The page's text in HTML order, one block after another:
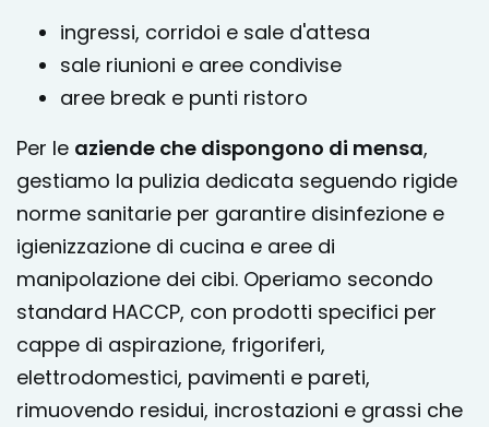
ingressi, corridoi e sale d'attesa
sale riunioni e aree condivise
aree break e punti ristoro
Per le aziende che dispongono di mensa,
gestiamo la pulizia dedicata seguendo rigide
norme sanitarie per garantire disinfezione e
igienizzazione di cucina e aree di
manipolazione dei cibi. Operiamo secondo
standard HACCP, con prodotti specifici per
cappe di aspirazione, frigoriferi,
elettrodomestici, pavimenti e pareti,
rimuovendo residui, incrostazioni e grassi che